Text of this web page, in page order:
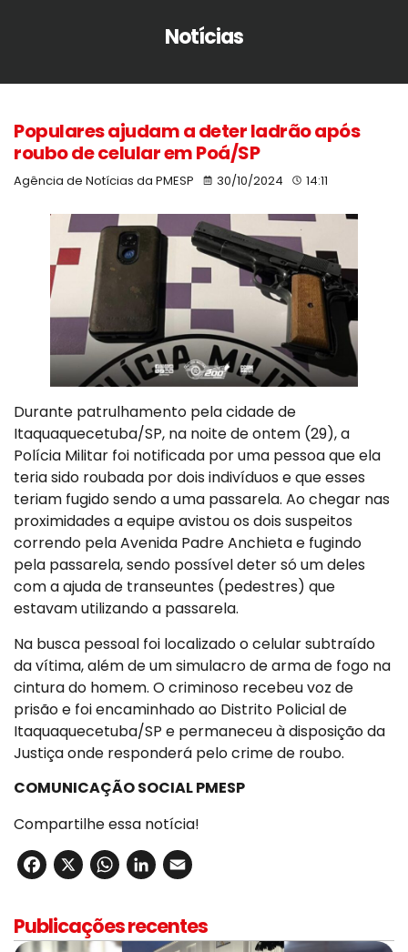
Notícias
Populares ajudam a deter ladrão após
roubo de celular em Poá/SP
Agência de Notícias da PMESP 30/10/2024 14:11
Durante patrulhamento pela cidade de
Itaquaquecetuba/SP, na noite de ontem (29), a
Polícia Militar foi notificada por uma pessoa que ela
teria sido roubada por dois indivíduos e que esses
teriam fugido sendo a uma passarela. Ao chegar nas
proximidades a equipe avistou os dois suspeitos
correndo pela Avenida Padre Anchieta e fugindo
pela passarela, sendo possível deter só um deles
com a ajuda de transeuntes (pedestres) que
estavam utilizando a passarela.
Na busca pessoal foi localizado o celular subtraído
da vítima, além de um simulacro de arma de fogo na
cintura do homem. O criminoso recebeu voz de
prisão e foi encaminhado ao Distrito Policial de
Itaquaquecetuba/SP e permaneceu à disposição da
Justiça onde responderá pelo crime de roubo.
COMUNICAÇÃO SOCIAL PMESP
Compartilhe essa notícia!
Facebook
X WhatsApp
LinkedIn
Publicações recentes